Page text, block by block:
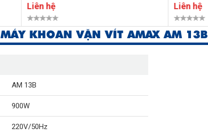
Liên hệ Liên hệ
MÁY KHOAN VẶN VÍT AMAX AM 13B
AM 13B
900W
220V/50Hz